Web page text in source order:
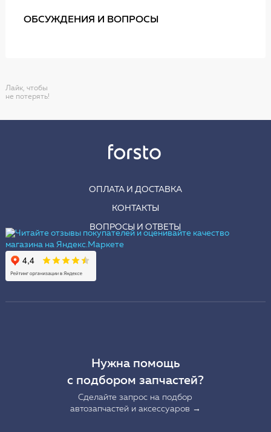
ОБСУЖДЕНИЯ И ВОПРОСЫ
Лайк, чтобы
не потерять!
ОПЛАТА И ДОСТАВКА
КОНТАКТЫ
ВОПРОСЫ И ОТВЕТЫ
Нужна помощь
с подбором запчастей?
Сделайте запрос на подбор
автозапчастей и аксессуаров →